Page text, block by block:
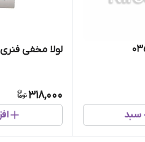
سبد
لولا مخفی
318,000